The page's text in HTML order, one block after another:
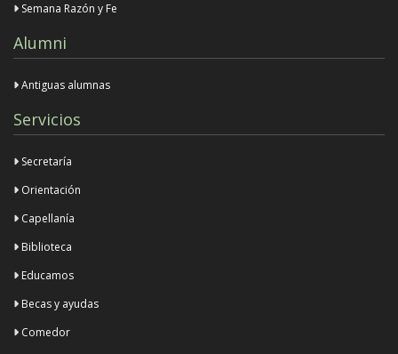
Semana Razón y Fe
Alumni
Antiguas alumnas
Servicios
Secretaría
Orientación
Capellanía
Biblioteca
Educamos
Becas y ayudas
Comedor